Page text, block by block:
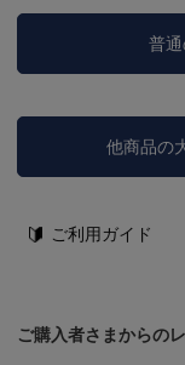
普
他商品の
ご利用ガイド
ご購入者さまからの